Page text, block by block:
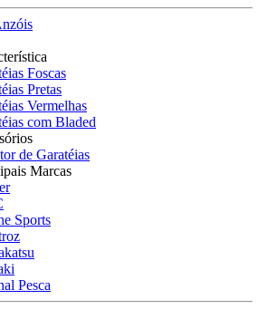
Foscas
Pretas
Vermelhas
com Bladed
de Garatéias
Marcas
Sports
Pesca